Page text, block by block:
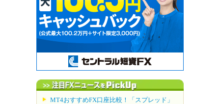
MT4おすすめFX口座比較！「スプレッド」